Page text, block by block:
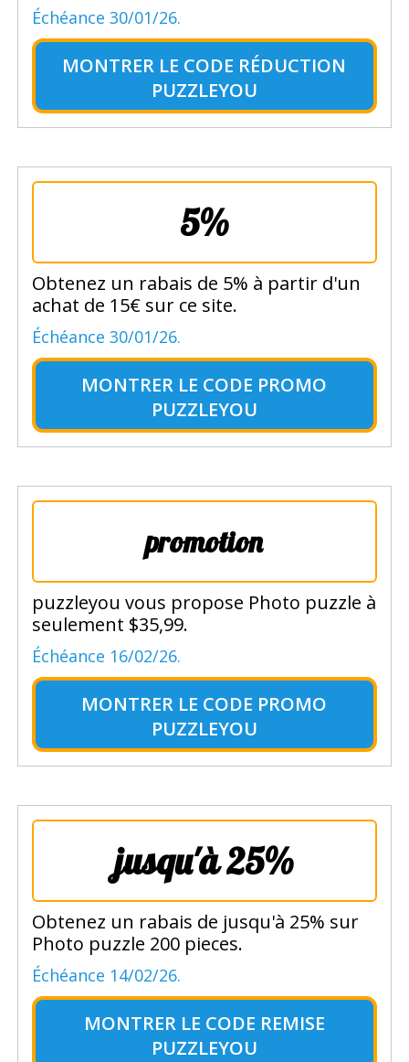
Échéance 30/01/26.
MONTRER LE CODE RÉDUCTION
PUZZLEYOU
5%
Obtenez un rabais de 5% à partir d'un
achat de 15€ sur ce site.
Échéance 30/01/26.
MONTRER LE CODE PROMO
PUZZLEYOU
promotion
puzzleyou vous propose Photo puzzle à
seulement $35,99.
Échéance 16/02/26.
MONTRER LE CODE PROMO
PUZZLEYOU
jusqu'à 25%
Obtenez un rabais de jusqu'à 25% sur
Photo puzzle 200 pieces.
Échéance 14/02/26.
MONTRER LE CODE REMISE
PUZZLEYOU